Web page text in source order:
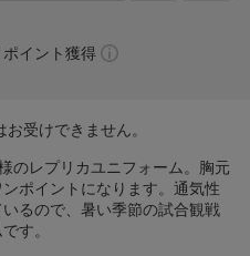
ポイント獲得
受けできません。
のレプリカユニフォーム。胸元
ポイントになります。通気性
るので、暑い季節の試合観戦
す。